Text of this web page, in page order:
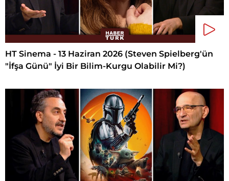
HT Sinema - 13 Haziran 2026 (Steven Spielberg'ün
"İfşa Günü" İyi Bir Bilim-Kurgu Olabilir Mi?)